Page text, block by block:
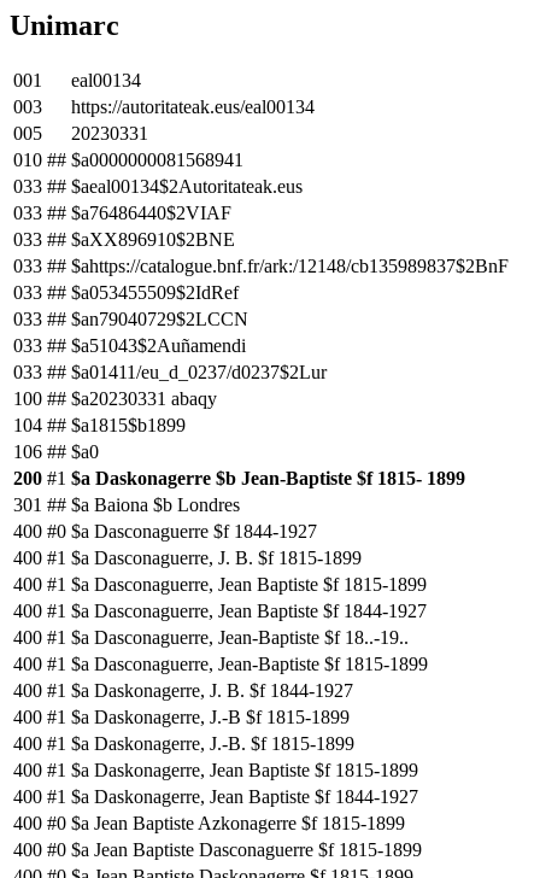
Unimarc
001
eal00134
003
https://autoritateak.eus/eal00134
005
20230331
010 ## $a0000000081568941
033 ## $aeal00134$2Autoritateak.eus
033 ## $a76486440$2VIAF
033 ## $aXX896910$2BNE
033 ## $ahttps://catalogue.bnf.fr/ark:/12148/cb135989837$2BnF
033 ## $a053455509$2IdRef
033 ## $an79040729$2LCCN
033 ## $a51043$2Auñamendi
033 ## $a01411/eu_d_0237/d0237$2Lur
100 ## $a20230331 abaqy
104 ## $a1815$b1899
106 ## $a0
200 #1 $a Daskonagerre $b Jean-Baptiste $f 1815- 1899
301 ## $a Baiona $b Londres
400 #0 $a Dasconaguerre $f 1844-1927
400 #1 $a Dasconaguerre, J. B. $f 1815-1899
400 #1 $a Dasconaguerre, Jean Baptiste $f 1815-1899
400 #1 $a Dasconaguerre, Jean Baptiste $f 1844-1927
400 #1 $a Dasconaguerre, Jean-Baptiste $f 18..-19..
400 #1 $a Dasconaguerre, Jean-Baptiste $f 1815-1899
400 #1 $a Daskonagerre, J. B. $f 1844-1927
400 #1 $a Daskonagerre, J.-B $f 1815-1899
400 #1 $a Daskonagerre, J.-B. $f 1815-1899
400 #1 $a Daskonagerre, Jean Baptiste $f 1815-1899
400 #1 $a Daskonagerre, Jean Baptiste $f 1844-1927
400 #0 $a Jean Baptiste Azkonagerre $f 1815-1899
400 #0 $a Jean Baptiste Dasconaguerre $f 1815-1899